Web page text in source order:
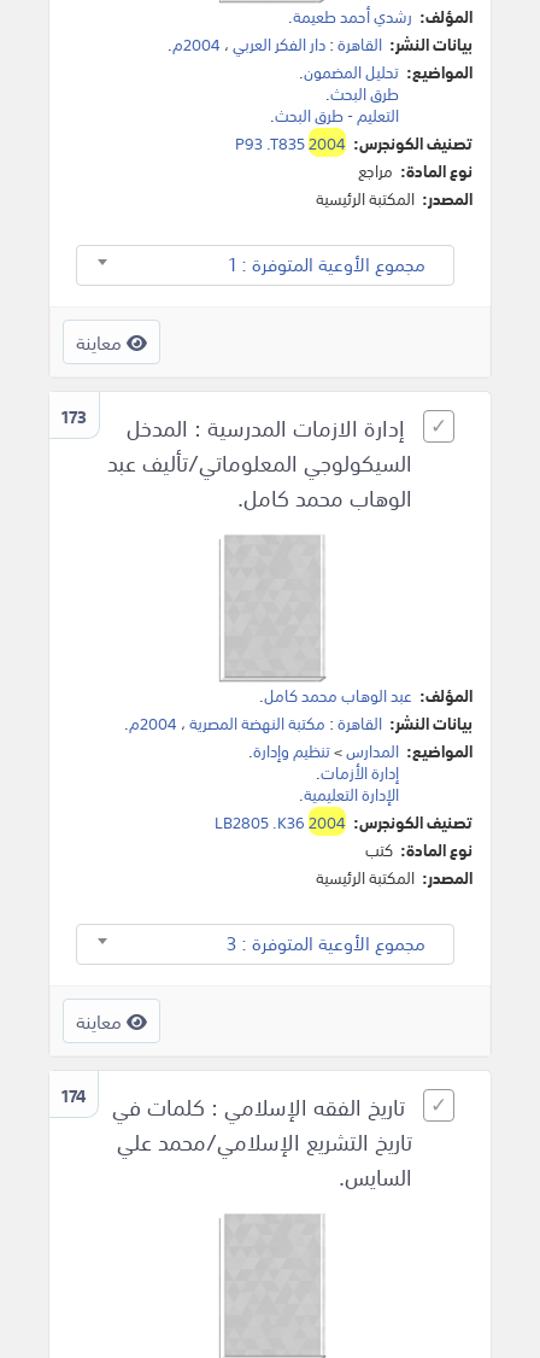
المؤلف: رشدي أحمد طعيمة.
بيانات النشر: القاهرة:دار الفكر العربي، 2004م .
المواضيع: تحليل المضمون.
طرق البحث.
التعليم - طرق البحث.
تصنيف الكونجرس:
P93 .T8352004
نوع المادة: مراجع
المصدر: المكتبة الرئيسية
مجموع الأوعية المتوفرة : 1
معاينة
173
إدارة الازمات المدرسية : المدخل
السيكولوجي المعلوماتي/تأليف عبد
الوهاب محمد كامل.
المؤلف: عبد الوهاب محمد كامل.
بيانات النشر: القاهرة: مكتبة النهضة المصرية، 2004م .
المواضيع: المدارس>تنظيم وإدارة.
إدارة الأزمات.
الإدارة التعليمية.
تصنيف الكونجرس:
LB2805 .K362004
نوع المادة: كتب
المصدر: المكتبة الرئيسية
مجموع الأوعية المتوفرة : 3
معاينة
174
تاريخ الفقه الإسلامي : كلمات في
تاريخ التشريع الإسلامي/محمد علي
السايس.